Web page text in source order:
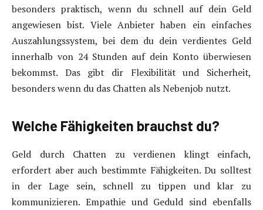
besonders praktisch, wenn du schnell auf dein Geld
angewiesen bist. Viele Anbieter haben ein einfaches
Auszahlungssystem, bei dem du dein verdientes Geld
innerhalb von 24 Stunden auf dein Konto überwiesen
bekommst. Das gibt dir Flexibilität und Sicherheit,
besonders wenn du das Chatten als Nebenjob nutzt.
Welche Fähigkeiten brauchst du?
Geld durch Chatten zu verdienen klingt einfach,
erfordert aber auch bestimmte Fähigkeiten. Du solltest
in der Lage sein, schnell zu tippen und klar zu
kommunizieren. Empathie und Geduld sind ebenfalls